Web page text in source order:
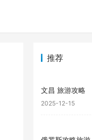
推荐
文昌 旅游攻略
2025-12-15